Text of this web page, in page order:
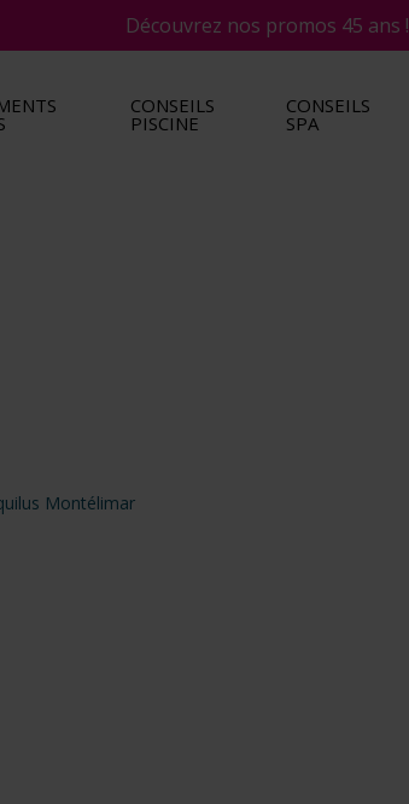
Découvrez nos promos 45 ans !
CONSEILS
PISCINE
CONSEILS
SPA
Montélimar